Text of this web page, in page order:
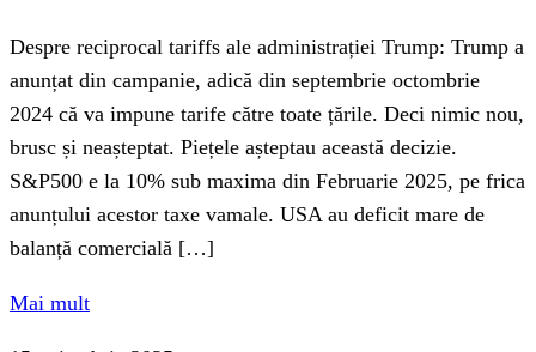
Despre reciprocal tariffs ale administrației Trump: Trump a
anunțat din campanie, adică din septembrie octombrie
2024 că va impune tarife către toate țările. Deci nimic nou,
brusc și neașteptat. Piețele așteptau această decizie.
S&P500 e la 10% sub maxima din Februarie 2025, pe frica
anunțului acestor taxe vamale. USA au deficit mare de
balanță comercială […]
Mai mult